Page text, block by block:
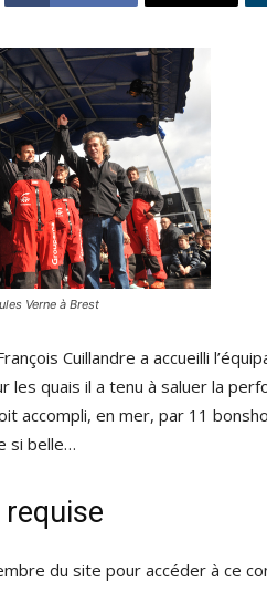
Verne à Brest
Cuillandre a accueilli
les quais il a tenu à saluer la
accompli, en mer, par 11
si belle…
du site pour accéder à ce